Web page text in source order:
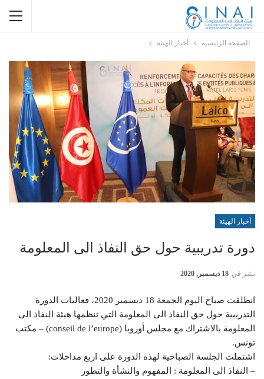
الصفحة الرئيسية أخبار الهيئة
أخبار الهيئة
دورة تدريبية حول حق النفاذ الى المعلومة
نشر في 18 ديسمبر, 2020
انطلقت صباح اليوم الجمعة 18 ديسمبر 2020، فعاليات الدورة
التدريبية حول حق النفاذ الى المعلومة التي تنظمها هيئة النفاذ الى
المعلومة بالاشتراك مع مجلس أوروبا (conseil de l’europe) – مكتب
تونس.
اشتملت الجلسة الصباحية لهذه الدورة على اربع مداخلات:
– النفاذ الى المعلومة : المفهوم والنشأة والتطور